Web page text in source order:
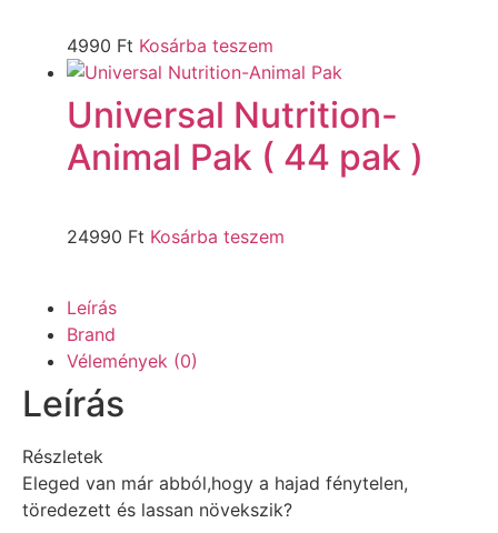
4990 Ft Kosárba teszem
Universal Nutrition-
Animal Pak ( 44 pak )
24990 Ft Kosárba teszem
Leírás
Brand
Vélemények (0)
Leírás
Részletek
Eleged van már abból,hogy a hajad fénytelen,
töredezett és lassan növekszik?